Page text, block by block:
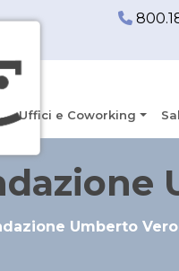
Uffici e Coworking
Umberto